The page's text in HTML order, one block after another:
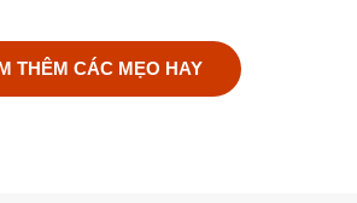
THÊM CÁC MẸO HAY